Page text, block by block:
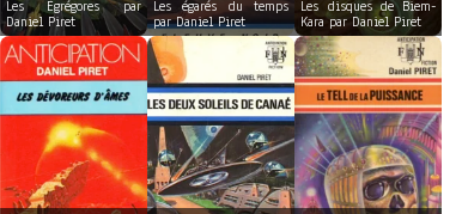
Les Égrégores par
Daniel Piret
Les égarés du temps
par Daniel Piret
Les disques de Biem-
Kara par Daniel Piret